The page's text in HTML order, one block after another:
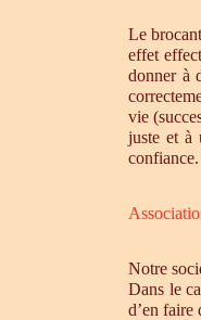
Le
effet
donner à
vie
juste et à
Notre
Dans le
d’en faire